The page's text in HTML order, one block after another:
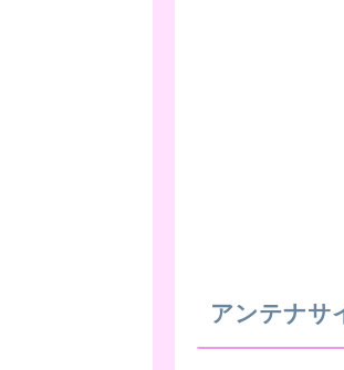
アンテナサ